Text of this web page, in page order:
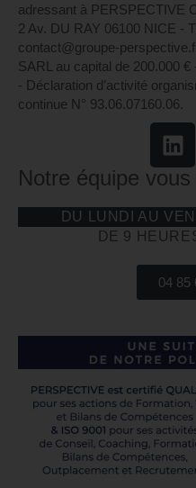
adressant à PERSPECTIVE
2 Av. DU RAY 06100 NICE -
contact@groupe-
SARL au capital de 200.000
- Déclaration d’activité
continue N° 93.06.07160.06.
Notre équipe
DU LUNDI AU
DE 9
04 85